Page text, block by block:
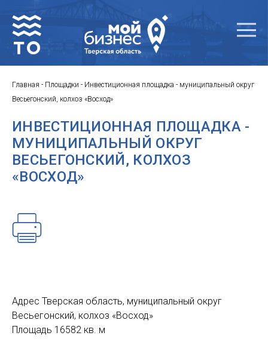
Главная - Площадки - Инвестиционная площадка - муниципальный округ
Весьегонский, колхоз «Восход»
ИНВЕСТИЦИОННАЯ ПЛОЩАДКА -
МУНИЦИПАЛЬНЫЙ ОКРУГ
ВЕСЬЕГОНСКИЙ, КОЛХОЗ
«ВОСХОД»
Адрес Тверская область, муниципальный округ
Весьегонский, колхоз «Восход»
Площадь 16582 кв. м